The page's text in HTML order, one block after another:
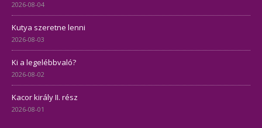
2026-08-04
Kutya szeretne lenni
2026-08-03
Ki a legelébbvaló?
2026-08-02
Kacor király II. rész
2026-08-01